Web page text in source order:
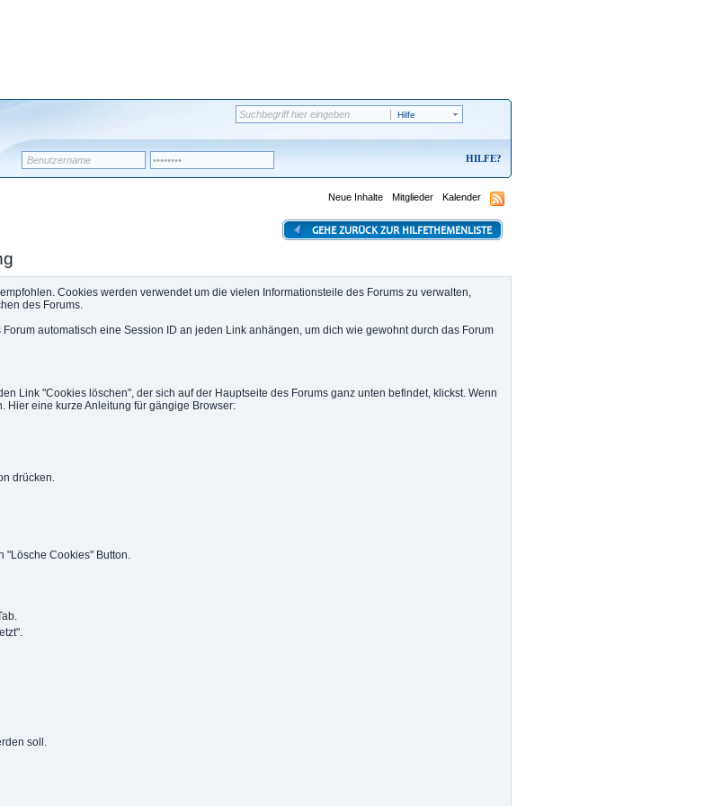
Hilfe
HILFE
Neue Inhalte Mitglieder Kalender
GEHE ZURÜCK ZUR HILFETHEMENLISTE
Cookies werden verwendet um die vielen Informationsteile des Forums zu verwalten,
des Forums.
automatisch eine Session ID an jeden Link anhängen, um dich wie gewohnt durch das Forum
Link "Cookies löschen", der sich auf der Hauptseite des Forums ganz unten befindet, klickst. Wenn
Hier eine kurze Anleitung für gängige Browser:
drücken.
"Lösche Cookies" Button.
soll.